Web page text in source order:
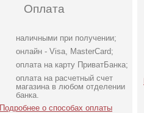
Оплата
наличными при получении;
онлайн - Visa, MasterCard;
оплата на карту ПриватБанка;
оплата на расчетный счет
магазина в любом отделении
банка.
Подробнее о способах оплаты